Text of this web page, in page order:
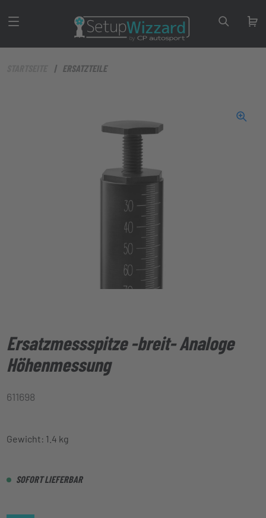
ERSATZTEILE
Ersatzmessspitze -breit- Analoge
Höhenmessung
611698
Gewicht: 1.4 kg
SOFORT LIEFERBAR